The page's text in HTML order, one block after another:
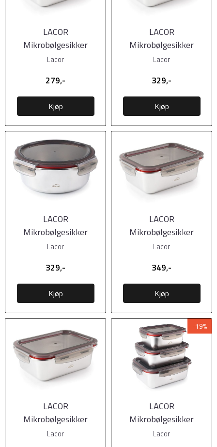
LACOR
Mikrobølgesikker
matboks i stål m/tett
Lacor
279,-
Kjøp
LACOR
Mikrobølgesikker
matboks i stål m/tett
Lacor
329,-
Kjøp
LACOR
Mikrobølgesikker
matboks i stål m/tett
Lacor
329,-
Kjøp
LACOR
Mikrobølgesikker
matboks i stål m/tett
Lacor
349,-
Kjøp
LACOR
Mikrobølgesikker
matboks i stål m/tett
Lacor
-19%
LACOR
Mikrobølgesikker
matboks i stål m/tett
Lacor